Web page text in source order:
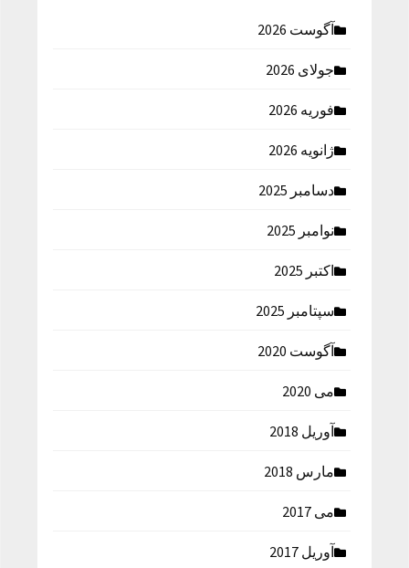
آگوست 2026
جولای 2026
فوریه 2026
ژانویه 2026
دسامبر 2025
نوامبر 2025
اکتبر 2025
سپتامبر 2025
آگوست 2020
می 2020
آوریل 2018
مارس 2018
می 2017
آوریل 2017